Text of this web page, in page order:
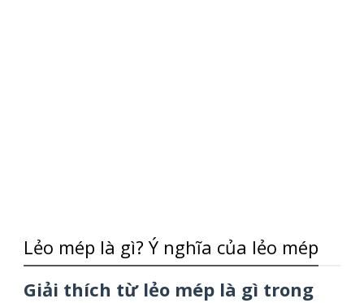
Lẻo mép là gì? Ý nghĩa của lẻo mép
Giải thích từ lẻo mép là gì trong